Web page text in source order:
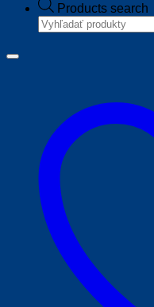
Products search